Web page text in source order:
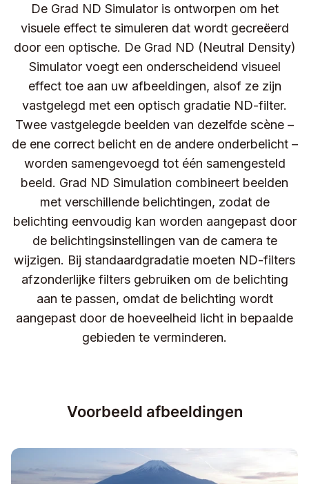
De Grad ND Simulator is ontworpen om het
visuele effect te simuleren dat wordt gecreëerd
door een optische. De Grad ND (Neutral Density)
Simulator voegt een onderscheidend visueel
effect toe aan uw afbeeldingen, alsof ze zijn
vastgelegd met een optisch gradatie ND-filter.
Twee vastgelegde beelden van dezelfde scène –
de ene correct belicht en de andere onderbelicht –
worden samengevoegd tot één samengesteld
beeld. Grad ND Simulation combineert beelden
met verschillende belichtingen, zodat de
belichting eenvoudig kan worden aangepast door
de belichtingsinstellingen van de camera te
wijzigen. Bij standaardgradatie moeten ND-filters
afzonderlijke filters gebruiken om de belichting
aan te passen, omdat de belichting wordt
aangepast door de hoeveelheid licht in bepaalde
gebieden te verminderen.
Voorbeeld afbeeldingen